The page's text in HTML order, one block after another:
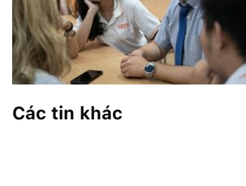
Các tin khác